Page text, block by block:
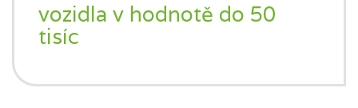
vozidla v hodnotě do 50
tisíc